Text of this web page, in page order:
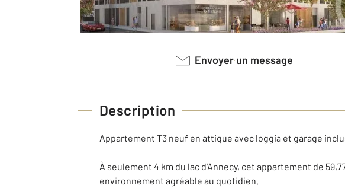
Envoyer un message
Description
Appartement T3 neuf en attique avec loggia et garage
À seulement 4 km du lac d'Annecy, cet appartement de
environnement agréable au quotidien.